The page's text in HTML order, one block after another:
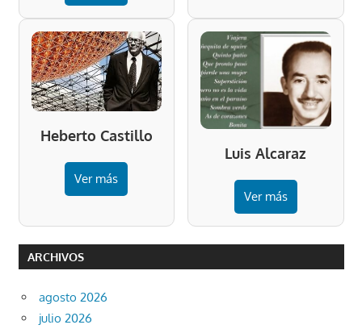
Heberto Castillo
Ver más
Luis Alcaraz
Ver más
ARCHIVOS
agosto 2026
julio 2026